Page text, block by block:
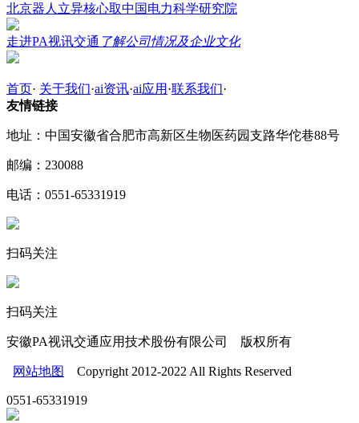
北京器人立异核心取中国电力科学研究院
走进PA视讯交通 了解公司情况及企业文化
首页· 关于我们·ai资讯·ai应用 ·联系我们·
友情链接
地址：中国安徽省合肥市高新区生物医药园支路华佗巷88号
邮编：230088
电话：0551-65331919
扫码关注
扫码关注
安徽PA视讯交通应用技术股份有限公司 版权所有
网站地图 Copyright 2012-2022 All Rights Reserved
0551-65331919